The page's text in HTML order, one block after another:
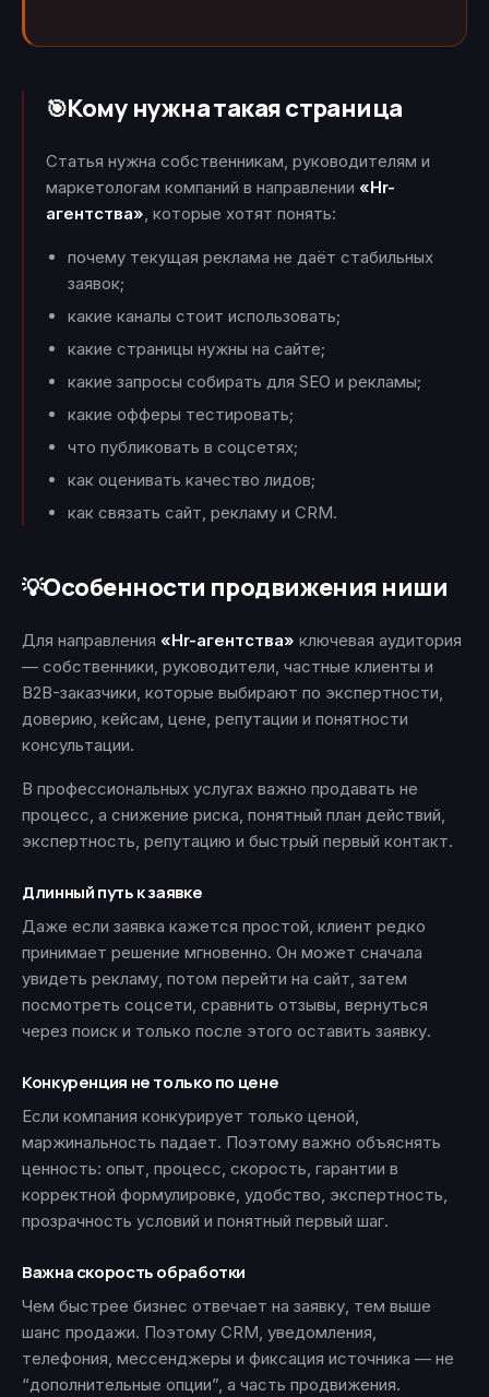
🎯Кому нужна такая страница
Статья нужна собственникам, руководителям и
маркетологам компаний в направлении «Hr-
агентства», которые хотят понять:
почему текущая реклама не даёт стабильных
заявок;
какие каналы стоит использовать;
какие страницы нужны на сайте;
какие запросы собирать для SEO и рекламы;
какие офферы тестировать;
что публиковать в соцсетях;
как оценивать качество лидов;
как связать сайт, рекламу и CRM.
💡Особенности продвижения ниши
Для направления «Hr-агентства» ключевая аудитория
— собственники, руководители, частные клиенты и
B2B-заказчики, которые выбирают по экспертности,
доверию, кейсам, цене, репутации и понятности
консультации.
В профессиональных услугах важно продавать не
процесс, а снижение риска, понятный план действий,
экспертность, репутацию и быстрый первый контакт.
Длинный путь к заявке
Даже если заявка кажется простой, клиент редко
принимает решение мгновенно. Он может сначала
увидеть рекламу, потом перейти на сайт, затем
посмотреть соцсети, сравнить отзывы, вернуться
через поиск и только после этого оставить заявку.
Конкуренция не только по цене
Если компания конкурирует только ценой,
маржинальность падает. Поэтому важно объяснять
ценность: опыт, процесс, скорость, гарантии в
корректной формулировке, удобство, экспертность,
прозрачность условий и понятный первый шаг.
Важна скорость обработки
Чем быстрее бизнес отвечает на заявку, тем выше
шанс продажи. Поэтому CRM, уведомления,
телефония, мессенджеры и фиксация источника — не
“дополнительные опции”, а часть продвижения.